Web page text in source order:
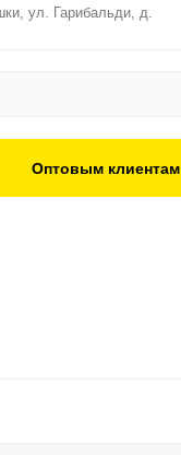
ул. Гарибальди, д.
Оптовым клиентам